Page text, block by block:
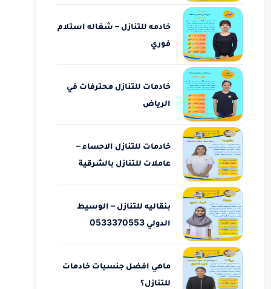
خادمه للتنازل – شغاله استلام
فوري
خادمات للتنازل محترفات في
الرياض
خادمات للتنازل الاحساء –
عاملات للتنازل بالشرقية
بنقاليه للتنازل – الوسيط
الدولي 0533370553
ماهي افضل جنسيات خادمات
للتنازل؟